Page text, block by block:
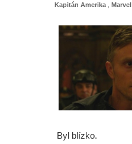
Kapitán Amerika
Marvel
Byl blízko.